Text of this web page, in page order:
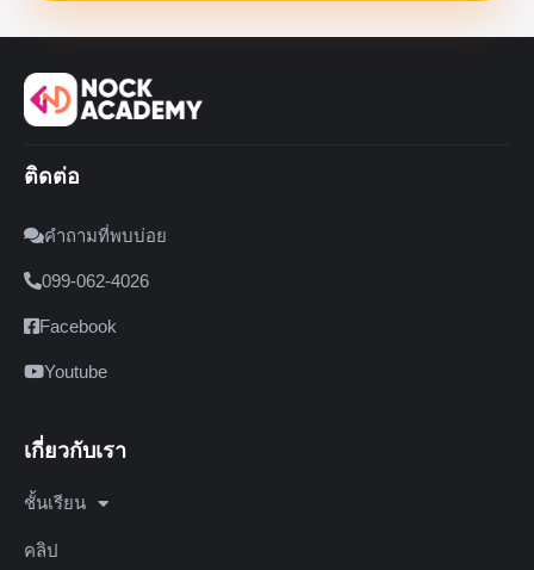
ติดต่อ
คำถามที่พบบ่อย
099-062-4026
Facebook
Youtube
เกี่ยวกับเรา
ชั้นเรียน
คลิป